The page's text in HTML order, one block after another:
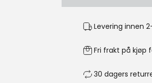
Levering innen
Fri frakt på kjøp
30 dagers